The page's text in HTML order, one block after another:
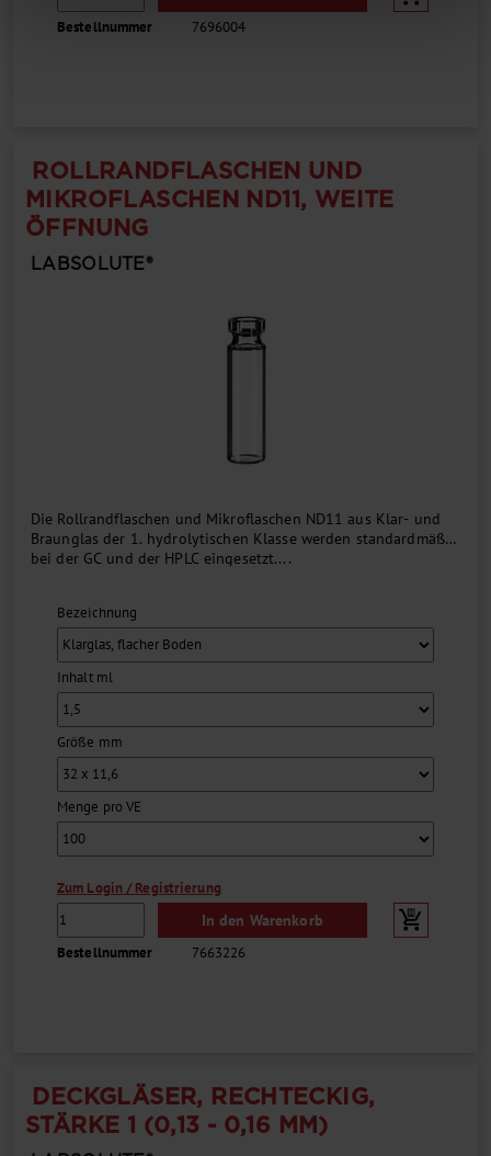
Bestellnummer 7696004
ROLLRANDFLASCHEN UND
MIKROFLASCHEN ND11, WEITE
ÖFFNUNG
LABSOLUTE®
Die Rollrandflaschen und Mikroflaschen ND11 aus Klar- und
Braunglas der 1. hydrolytischen Klasse werden standardmäßig
bei der GC und der HPLC eingesetzt....
Bezeichnung
Inhalt ml
Größe mm
Menge pro VE
Zum Login / Registrierung
In den Warenkorb
Bestellnummer 7663226
DECKGLÄSER, RECHTECKIG,
STÄRKE 1 (0,13 - 0,16 MM)